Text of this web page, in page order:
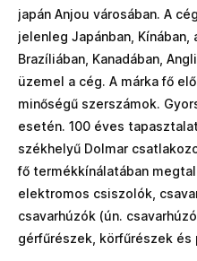
japán Anjou városában. A
jelenleg Japánban, Kínában,
Brazíliában, Kanadában,
üzemel a cég. A márka fő
minőségű szerszámok.
esetén. 100 éves
székhelyű Dolmar
fő termékkínálatában
elektromos csiszolók,
csavarhúzók (ún.
gérfűrészek, körfűrészek